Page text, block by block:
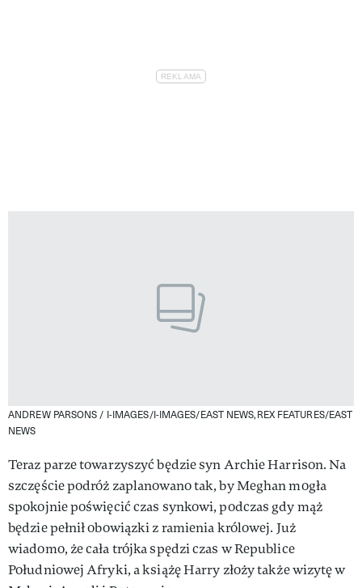
ANDREW PARSONS / I-IMAGES/I-IMAGES/EAST NEWS,REX FEATURES/EAST
NEWS
Teraz parze towarzyszyć będzie syn Archie Harrison. Na
szczęście podróż zaplanowano tak, by Meghan mogła
spokojnie poświęcić czas synkowi, podczas gdy mąż
będzie pełnił obowiązki z ramienia królowej. Już
wiadomo, że cała trójka spędzi czas w Republice
Południowej Afryki, a książę Harry złoży także wizytę w